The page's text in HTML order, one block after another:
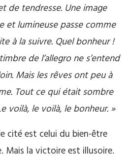
de tendresse. Une image
et lumineuse passe comme
à la suivre. Quel bonheur !
de l’allegro ne s’entend
Mais les rêves ont peu à
Tout ce qui était sombre
voilà, le voilà, le bonheur. »
cité est celui du bien-être
Mais la victoire est illusoire.